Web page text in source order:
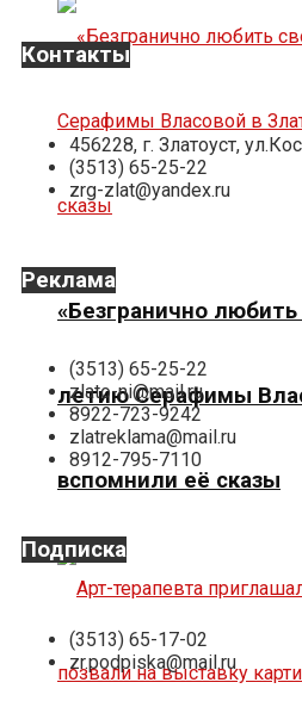
«Безгранично
летию Серафимы
вспомнили её сказы
Контакты
456228, г. Златоуст,
(3513) 65-25-22
zrg-zlat@yandex.ru
Реклама
(3513) 65-25-22
zlato-ni@mail.ru
8922-723-9242
zlatreklama@mail.ru
8912-795-7110
Подписка
(3513) 65-17-02
zr.podpiska@mail.ru